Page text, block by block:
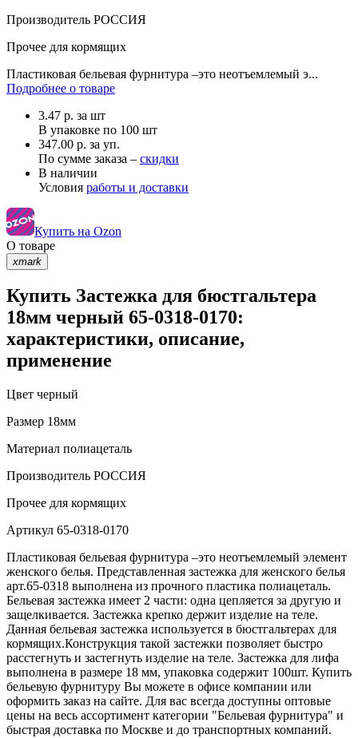
Производитель РОССИЯ
Прочее для кормящих
Пластиковая бельевая фурнитура –это неотъемлемый э...
Подробнее о товаре
3.47 р. за шт
В упаковке по 100 шт
347.00 р. за уп.
По сумме заказа – скидки
В наличии
Условия работы и доставки
Купить на Ozon
О товаре
xmark
Купить Застежка для бюстгальтера
18мм черный 65-0318-0170:
характеристики, описание,
применение
Цвет черный
Размер 18мм
Материал полиацеталь
Производитель РОССИЯ
Прочее для кормящих
Артикул 65-0318-0170
Пластиковая бельевая фурнитура –это неотъемлемый элемент
женского белья. Представленная застежка для женского белья
арт.65-0318 выполнена из прочного пластика полиацеталь.
Бельевая застежка имеет 2 части: одна цепляется за другую и
защелкивается. Застежка крепко держит изделие на теле.
Данная бельевая застежка используется в бюстгальтерах для
кормящих.Конструкция такой застежки позволяет быстро
расстегнуть и застегнуть изделие на теле. Застежка для лифа
выполнена в размере 18 мм, упаковка содержит 100шт. Купить
бельевую фурнитуру Вы можете в офисе компании или
оформить заказ на сайте. Для вас всегда доступны оптовые
цены на весь ассортимент категории "Бельевая фурнитура" и
быстрая доставка по Москве и до транспортных компаний.